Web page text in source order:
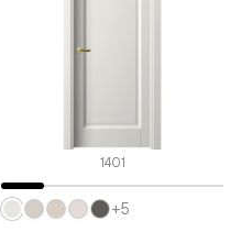
1401
+5